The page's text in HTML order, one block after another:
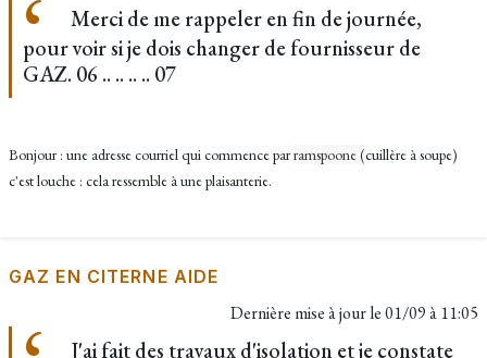
Merci de me rappeler en fin de journée,
pour voir si je dois changer de fournisseur de
GAZ. 06 .. .. .. .. 07
Bonjour : une adresse courriel qui commence parramspoone (cuillère à soupe)
c'est louche : cela ressemble à une plaisanterie.
GAZ EN CITERNE AIDE
Dernière mise à jour le01/09 à 11:05
J'ai fait des travaux d'isolation et je constate